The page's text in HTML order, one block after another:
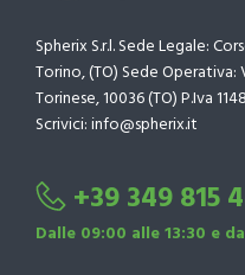
Spherix S.r.l. Sede Legale:
Torino, (TO) Sede
Torinese, 10036 (TO) P.Iva
Scrivici: info@spherix.it
+39 349 815
Dalle 09:00 alle 13:30 e